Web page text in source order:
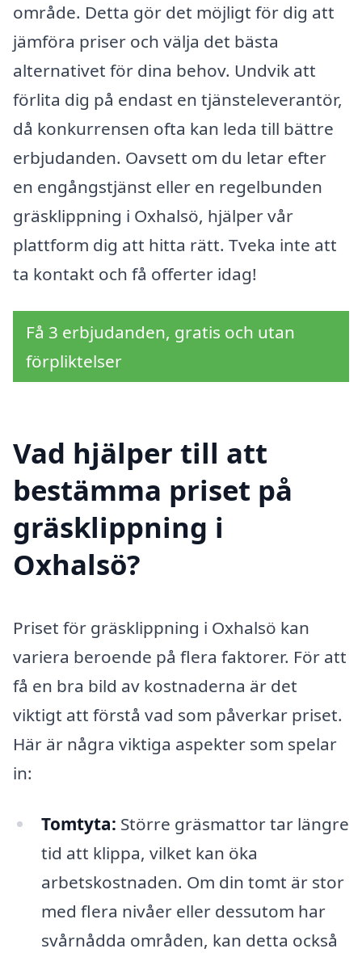
område. Detta gör det möjligt för dig att
jämföra priser och välja det bästa
alternativet för dina behov. Undvik att
förlita dig på endast en tjänsteleverantör,
då konkurrensen ofta kan leda till bättre
erbjudanden. Oavsett om du letar efter
en engångstjänst eller en regelbunden
gräsklippning i Oxhalsö, hjälper vår
plattform dig att hitta rätt. Tveka inte att
ta kontakt och få offerter idag!
Få 3 erbjudanden, gratis och utan
förpliktelser
Vad hjälper till att
bestämma priset på
gräsklippning i
Oxhalsö?
Priset för gräsklippning i Oxhalsö kan
variera beroende på flera faktorer. För att
få en bra bild av kostnaderna är det
viktigt att förstå vad som påverkar priset.
Här är några viktiga aspekter som spelar
in:
Tomtyta: Större gräsmattor tar längre
tid att klippa, vilket kan öka
arbetskostnaden. Om din tomt är stor
med flera nivåer eller dessutom har
svårnådda områden, kan detta också